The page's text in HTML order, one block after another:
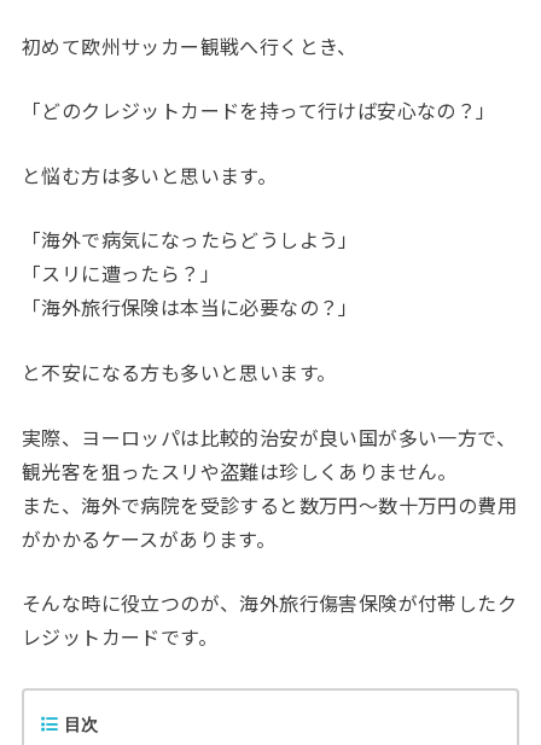
初めて欧州サッカー観戦へ行くとき、
「どのクレジットカードを持って行けば安心なの？」
と悩む方は多いと思います。
「海外で病気になったらどうしよう」
「スリに遭ったら？」
「海外旅行保険は本当に必要なの？」
と不安になる方も多いと思います。
実際、ヨーロッパは比較的治安が良い国が多い一方で、
観光客を狙ったスリや盗難は珍しくありません。
また、海外で病院を受診すると数万円〜数十万円の費用
がかかるケースがあります。
そんな時に役立つのが、海外旅行傷害保険が付帯したク
レジットカードです。
目次